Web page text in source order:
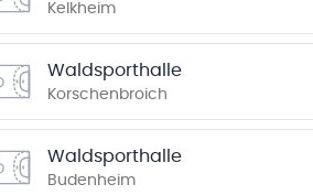
Kelkheim
Waldsporthalle
Korschenbroich
Waldsporthalle
Budenheim